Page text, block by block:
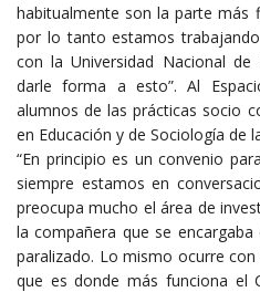
habitualmente son la parte
por lo tanto estamos
con la Universidad Nacional
darle forma a esto”. Al
alumnos de las prácticas socio
en Educación y de Sociología de
“En principio es un convenio
siempre estamos en
preocupa mucho el área de
la compañera que se
paralizado. Lo mismo ocurre
que es donde más funciona el